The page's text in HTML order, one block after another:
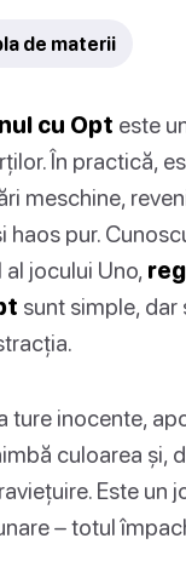
de materii
cu Opt este
În practică,
meschine,
haos pur.
jocului Uno,
sunt simple, dar
ture inocente,
culoarea și,
Este un
– totul